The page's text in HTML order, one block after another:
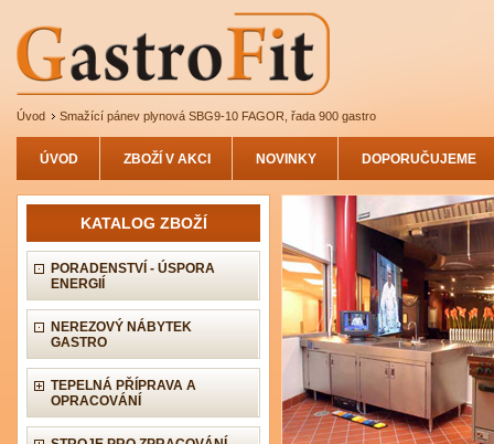
Úvod Smažící pánev plynová SBG9-10 FAGOR, řada 900 gastro
ÚVOD ZBOŽÍ V AKCI NOVINKY DOPORUČUJEME
KATALOG ZBOŽÍ
PORADENSTVÍ - ÚSPORA
ENERGIÍ
NEREZOVÝ NÁBYTEK
GASTRO
TEPELNÁ PŘÍPRAVA A
OPRACOVÁNÍ